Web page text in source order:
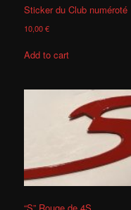
Sticker du Club numéroté
10,00€
Add to cart